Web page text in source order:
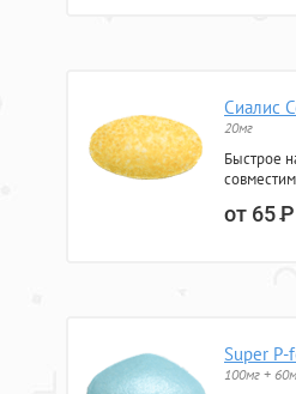
Сиалис
20мг
Быстрое
от 65Р
Super P-
100мг +